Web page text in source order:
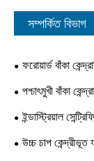
সম্পর্কিত বিভাগ
ফরোয়ার্ড বাঁকা
পশ্চাৎমুখী বাঁকা
ইন্ডাস্ট্রিয়াল
উচ্চ চাপ কেন্দ্রীভূত